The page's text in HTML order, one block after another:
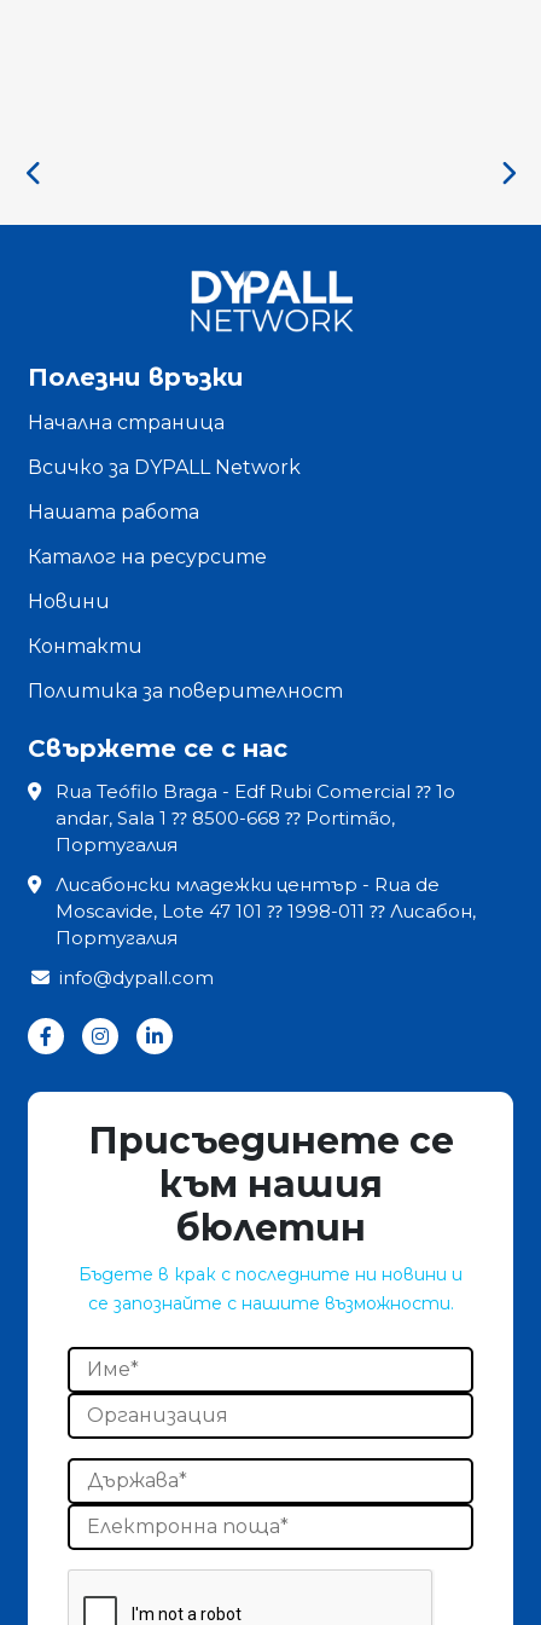
Полезни връзки
Начална страница
Всичко за DYPALL Network
Нашата работа
Каталог на ресурсите
Новини
Контакти
Политика за поверителност
Свържете се с нас
Rua Teófilo Braga - Edf Rubi Comercial ⁇ 1o
andar, Sala 1 ⁇ 8500-668 ⁇ Portimão,
Португалия
Лисабонски младежки център - Rua de
Moscavide, Lote 47 101 ⁇ 1998-011 ⁇ Лисабон,
Португалия
info@dypall.com
Присъединете се
към нашия
бюлетин
Бъдете в крак с последните ни новини и
се запознайте с нашите възможности.